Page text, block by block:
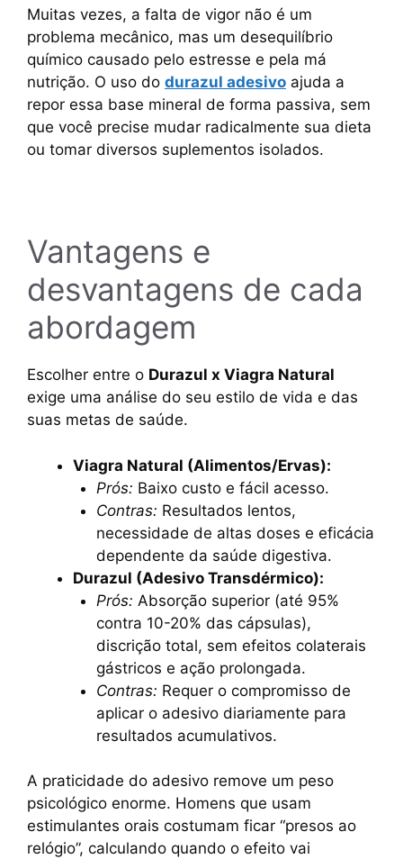
Muitas vezes, a falta de vigor não é um
problema mecânico, mas um desequilíbrio
químico causado pelo estresse e pela má
nutrição. O uso do durazul adesivo ajuda a
repor essa base mineral de forma passiva, sem
que você precise mudar radicalmente sua dieta
ou tomar diversos suplementos isolados.
Vantagens e
desvantagens de cada
abordagem
Escolher entre o Durazul x Viagra Natural
exige uma análise do seu estilo de vida e das
suas metas de saúde.
Viagra Natural (Alimentos/Ervas):
Prós: Baixo custo e fácil acesso.
Contras: Resultados lentos,
necessidade de altas doses e eficácia
dependente da saúde digestiva.
Durazul (Adesivo Transdérmico):
Prós: Absorção superior (até 95%
contra 10-20% das cápsulas),
discrição total, sem efeitos colaterais
gástricos e ação prolongada.
Contras: Requer o compromisso de
aplicar o adesivo diariamente para
resultados acumulativos.
A praticidade do adesivo remove um peso
psicológico enorme. Homens que usam
estimulantes orais costumam ficar “presos ao
relógio”, calculando quando o efeito vai